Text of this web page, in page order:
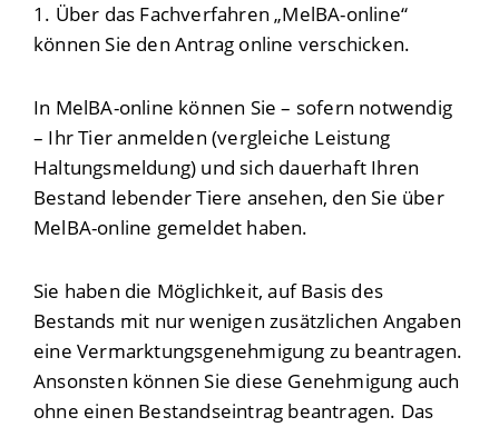
1. Über das Fachverfahren „MelBA-online“
können Sie den Antrag online verschicken.
In MelBA-online können Sie – sofern notwendig
– Ihr Tier anmelden (vergleiche Leistung
Haltungsmeldung) und sich dauerhaft Ihren
Bestand lebender Tiere ansehen, den Sie über
MelBA-online gemeldet haben.
Sie haben die Möglichkeit, auf Basis des
Bestands mit nur wenigen zusätzlichen Angaben
eine Vermarktungsgenehmigung zu beantragen.
Ansonsten können Sie diese Genehmigung auch
ohne einen Bestandseintrag beantragen. Das